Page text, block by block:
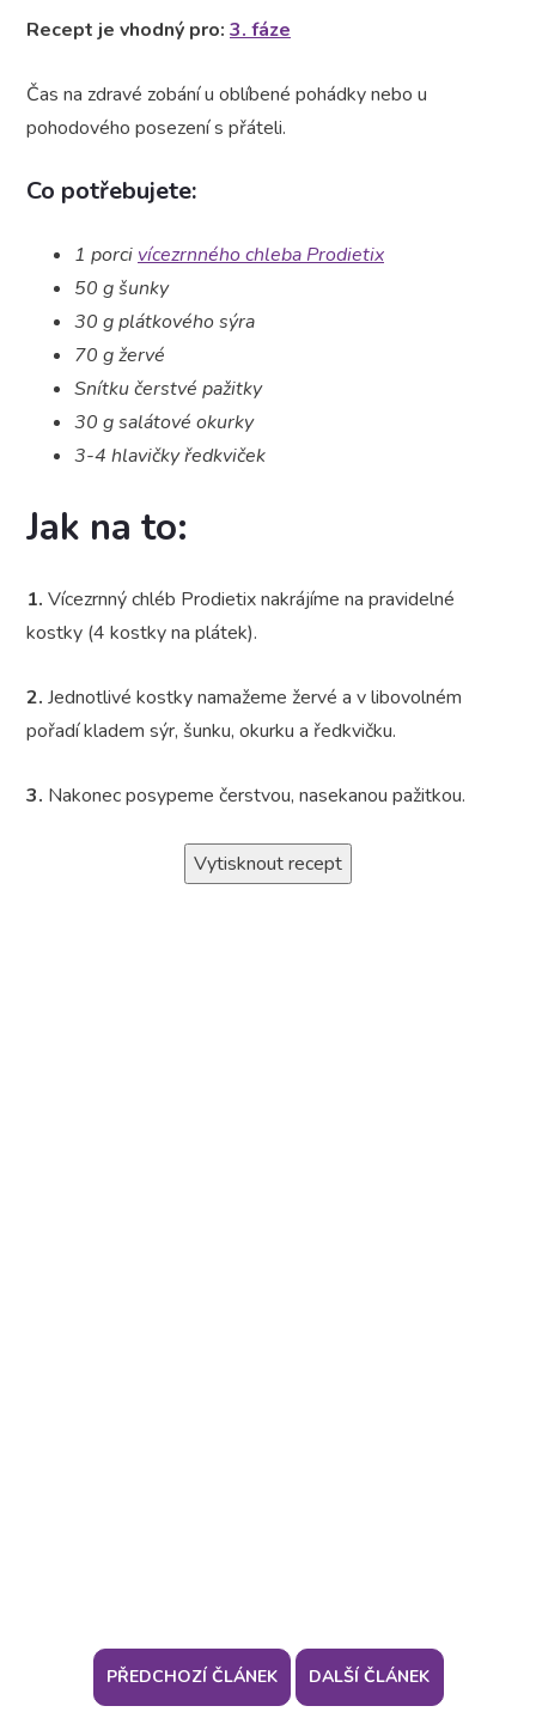
Recept je vhodný pro: 3. fáze
Čas na zdravé zobání u oblíbené pohádky nebo u
pohodového posezení s přáteli.
Co potřebujete:
1 porci vícezrnného chleba Prodietix
50 g šunky
30 g plátkového sýra
70 g žervé
Snítku čerstvé pažitky
30 g salátové okurky
3-4 hlavičky ředkviček
Jak na to:
1. Vícezrnný chléb Prodietix nakrájíme na pravidelné
kostky (4 kostky na plátek).
2. Jednotlivé kostky namažeme žervé a v libovolném
pořadí kladem sýr, šunku, okurku a ředkvičku.
3. Nakonec posypeme čerstvou, nasekanou pažitkou.
Vytisknout recept
PŘEDCHOZÍ ČLÁNEK DALŠÍ ČLÁNEK